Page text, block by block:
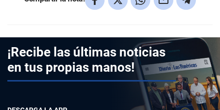
¡Recibe las últimas noticias
en tus propias manos!